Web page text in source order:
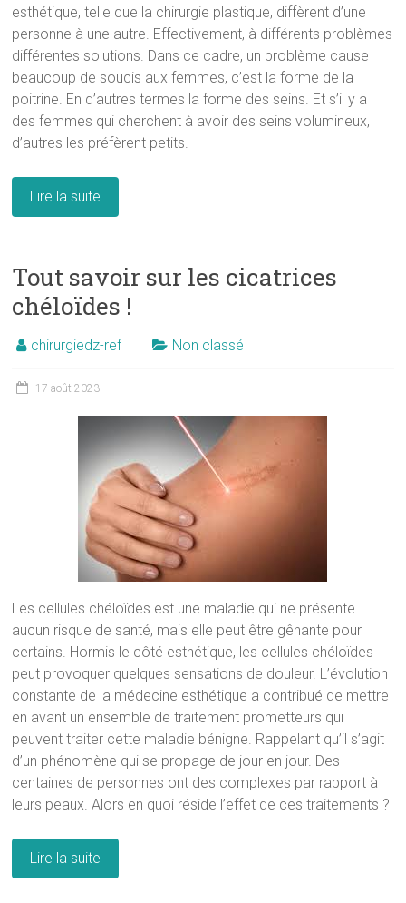
esthétique, telle que la chirurgie plastique, diffèrent d’une
personne à une autre. Effectivement, à différents problèmes
différentes solutions. Dans ce cadre, un problème cause
beaucoup de soucis aux femmes, c’est la forme de la
poitrine. En d’autres termes la forme des seins. Et s’il y a
des femmes qui cherchent à avoir des seins volumineux,
d’autres les préfèrent petits.
Lire la suite
Tout savoir sur les cicatrices
chéloïdes !
chirurgiedz-ref Non classé
17 août 2023
Les cellules chéloïdes est une maladie qui ne présente
aucun risque de santé, mais elle peut être gênante pour
certains. Hormis le côté esthétique, les cellules chéloïdes
peut provoquer quelques sensations de douleur. L’évolution
constante de la médecine esthétique a contribué de mettre
en avant un ensemble de traitement prometteurs qui
peuvent traiter cette maladie bénigne. Rappelant qu’il s’agit
d’un phénomène qui se propage de jour en jour. Des
centaines de personnes ont des complexes par rapport à
leurs peaux. Alors en quoi réside l’effet de ces traitements ?
Lire la suite